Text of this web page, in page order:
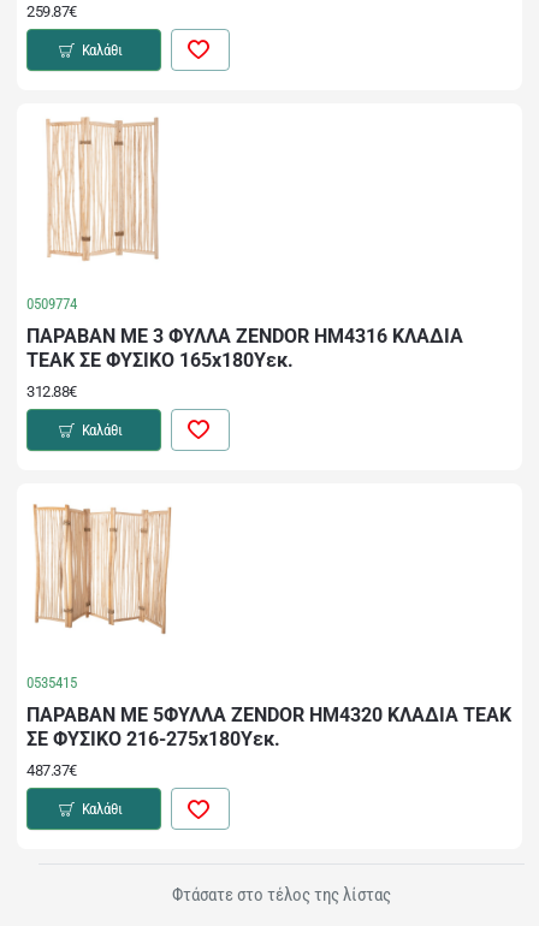
259.87€
Καλάθι
0509774
ΠΑΡΑΒΑΝ ΜΕ 3 ΦΥΛΛΑ ZENDOR HM4316 ΚΛΑΔΙΑ
ΤΕΑΚ ΣΕ ΦΥΣΙΚΟ 165x180Yεκ.
312.88€
Καλάθι
0535415
ΠΑΡΑΒΑΝ ΜΕ 5ΦΥΛΛΑ ZENDOR HM4320 ΚΛΑΔΙΑ ΤΕΑΚ
ΣΕ ΦΥΣΙΚΟ 216-275x180Yεκ.
487.37€
Καλάθι
Φτάσατε στο τέλος της λίστας